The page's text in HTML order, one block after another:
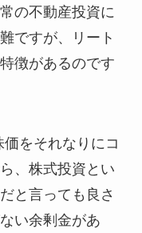
の不動産投資に
ですが、リート
徴があるのです
をそれなりにコ
、株式投資とい
と言っても良さ
い余剰金があ